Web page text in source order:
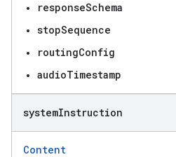
responseSchema
stopSequence
routingConfig
audioTimestamp
systemInstruction
Content